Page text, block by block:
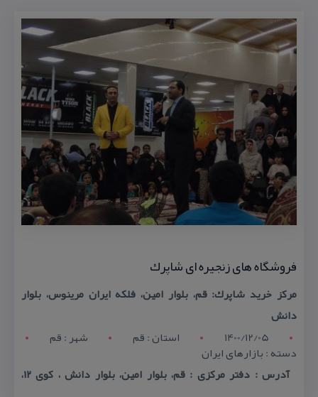
فروشگاه های زنجیره ای شاپرك
مركز خرید شاپرك: قم، بلوار امین، فلكه ایران مرینوس، بلوار
دانش
1400/12/05
استان : قم شهر : قم
دسته : بازارهای ایران
آدرس : دفتر مركزی : قم، بلوار امین، بلوار دانش ، كوی ۱۲،